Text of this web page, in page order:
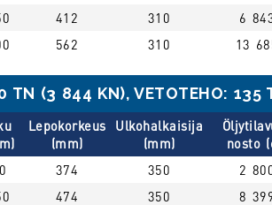
412 310 6
562 310 13
TN (3 844 KN), VETOTEHO: 135
Lepokorkeus
(mm)
Ulkohalkaisija
(mm)
nosto
374 350 2
474 350 8